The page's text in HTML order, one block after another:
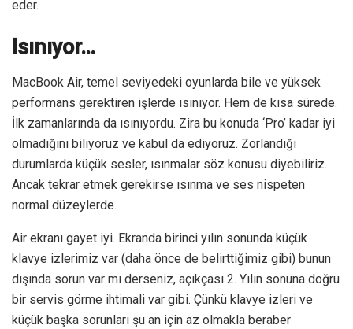
eder.
Isınıyor…
MacBook Air, temel seviyedeki oyunlarda bile ve yüksek
performans gerektiren işlerde ısınıyor. Hem de kısa sürede.
İlk zamanlarında da ısınıyordu. Zira bu konuda ‘Pro’ kadar iyi
olmadığını biliyoruz ve kabul da ediyoruz. Zorlandığı
durumlarda küçük sesler, ısınmalar söz konusu diyebiliriz.
Ancak tekrar etmek gerekirse ısınma ve ses nispeten
normal düzeylerde.
Air ekranı gayet iyi. Ekranda birinci yılın sonunda küçük
klavye izlerimiz var (daha önce de belirttiğimiz gibi) bunun
dışında sorun var mı derseniz, açıkçası 2. Yılın sonuna doğru
bir servis görme ihtimali var gibi. Çünkü klavye izleri ve
küçük başka sorunları şu an için az olmakla beraber